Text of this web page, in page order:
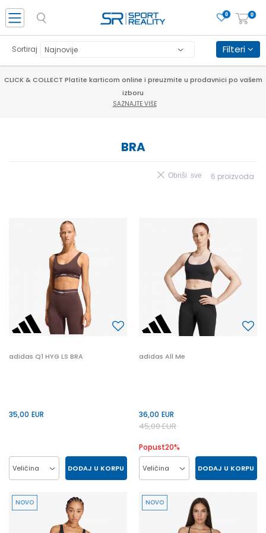
0
0
CLICK & COLLECT Platite karticom online i preuzmite u prodavnici po vašem
izboru
SAZNAJTE VIŠE
BRA
Sortiraj Filteri
6 proizvoda
Obriši sve
adidas Q1 HYG LS BRA
35,00 EUR
Veličina DODAJ U KORPU
adidas All Me
36,00 EUR
45,00EUR
Popust20%
Veličina DODAJ U KORPU
NOVO NOVO